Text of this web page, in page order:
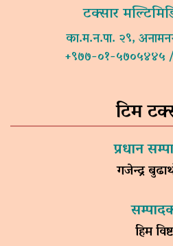
टक्सार
का.म.न.पा. २९,
+९७७-०१-५७०५४४५
टिम
प्रधान
गजेन्द्र
हिम विष्ट